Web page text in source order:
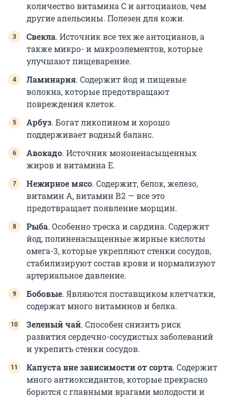
количество витамина С и антоцианов, чем
другие апельсины. Полезен для кожи.
Свекла. Источник все тех же антоцианов, а
также микро- и макроэлементов, которые
улучшают пищеварение.
Ламинария. Содержит йод и пищевые
волокна, которые предотвращают
повреждения клеток.
Арбуз. Богат ликопином и хорошо
поддерживает водный баланс.
Авокадо. Источник мононенасыщенных
жиров и витамина Е.
Нежирное мясо. Содержит, белок, железо,
витамин А, витамин В2 — все это
предотвращает появление морщин.
Рыба. Особенно треска и сардина. Содержит
йод, полиненасыщенные жирные кислоты
омега-3, которые укрепляют стенки сосудов,
стабилизируют состав крови и нормализуют
артериальное давление.
Бобовые. Являются поставщиком клетчатки,
содержат много витаминов и белка.
Зеленый чай. Способен снизить риск
развития сердечно-сосудистых заболеваний
и укрепить стенки сосудов.
Капуста вне зависимости от сорта. Содержит
много антиоксидантов, которые прекрасно
борются с главными врагами молодости и